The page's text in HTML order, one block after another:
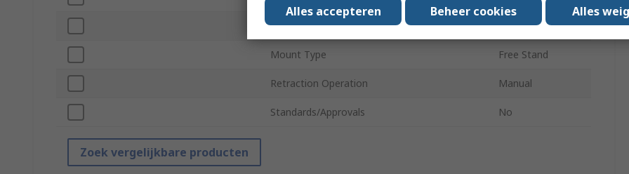
Inlet Connection Size 1/2 in
Mount Type Free Stand
Retraction Operation Manual
Standards/Approvals No
Zoek vergelijkbare producten
Alles accepteren Beheer cookies Alles